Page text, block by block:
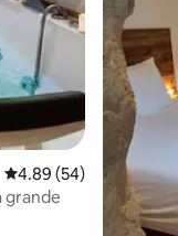
Calificación promedio:
4.89 (54)
grande